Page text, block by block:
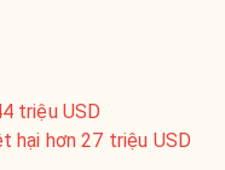
triệu USD
hại hơn 27 triệu USD